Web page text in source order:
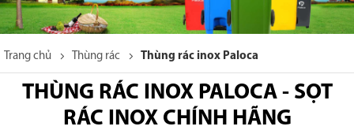
Trang chủ Thùng rác Thùng rác inox Paloca
THÙNG RÁC INOX PALOCA - SỌT
RÁC INOX CHÍNH HÃNG